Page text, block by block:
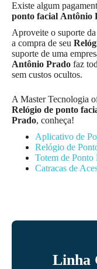
Existe algum
ponto facial Antônio
Aproveite o suporte
a compra de seu
suporte de uma
Antônio Prado faz
sem custos ocultos.
A Master Tecnologia
Relógio de ponto
Prado, conheça!
Aplicativo de
Relógio de
Totem de Ponto
Catracas de
Linha